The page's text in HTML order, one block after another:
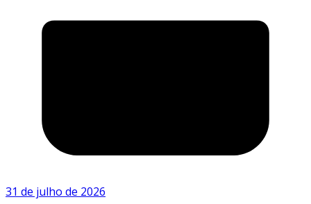
31 de julho de 2026